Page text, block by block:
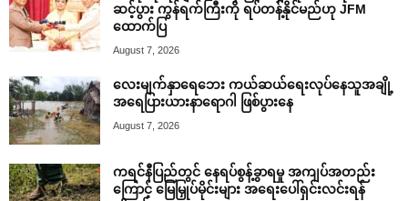
ဆင့်ပွား ကွန်ရက်ကြီးကို ရပ်တန့်နိုင်မည်ဟု JFM
ထောက်ပြ
August 7, 2026
လေးမျက်နှာရေဘေး ကယ်ဆယ်ရေးလုပ်နေသူအချို့
အရေပြားယားနာရောဂါ ဖြစ်ပွားနေ
August 7, 2026
ကရင်နီပြည်တွင် နေရပ်စွန့်ခွာရမှု အကျပ်အတည်း
ကြောင့် မြေမြှုပ်မိုင်းများ အရေးပေါ်ရှင်းလင်းရန်